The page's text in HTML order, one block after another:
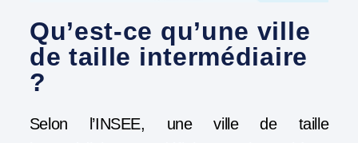
Qu’est-ce qu’une ville
de taille intermédiaire
?
Selon l’INSEE, une ville de taille